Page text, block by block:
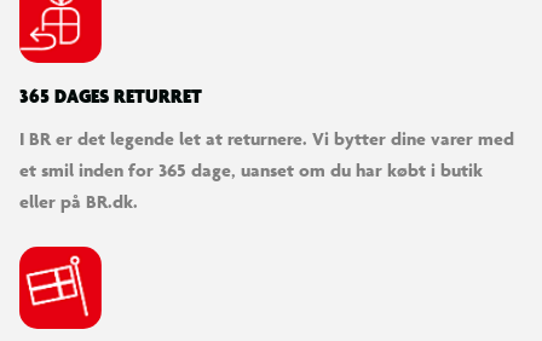
365 DAGES RETURRET
I BR er det legende let at returnere. Vi bytter dine varer med
et smil inden for 365 dage, uanset om du har købt i butik
eller på BR.dk.